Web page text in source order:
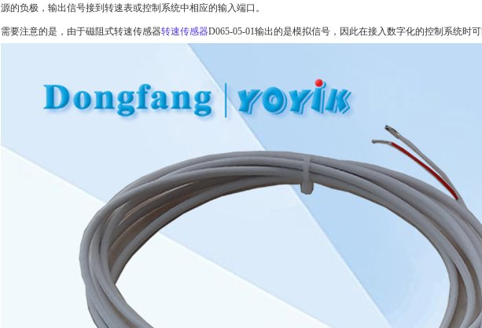
源的负极，输出信号接到转速表或控制系统中相应的输入端口。
需要注意的是，由于磁阻式转速传感器转速传感器D065-05-01输出的是模拟信号，因此在接入数字化的控制系统时